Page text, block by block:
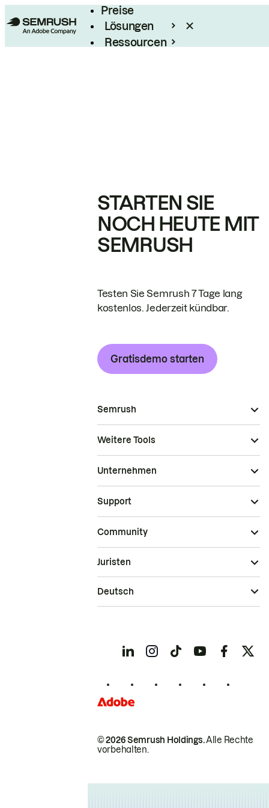
Preise
Lösungen
Ressourcen
STARTEN SIE
NOCH HEUTE MIT
SEMRUSH
Testen Sie Semrush 7 Tage lang
kostenlos. Jederzeit kündbar.
Gratisdemo starten
Semrush
Weitere Tools
Unternehmen
Support
Community
© 2026 Semrush Holdings.Alle Rechte
vorbehalten.
Juristen
Deutsch